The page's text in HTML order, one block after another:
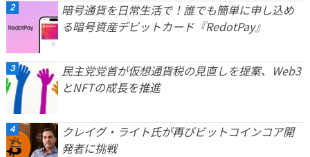
暗号通貨を日常生活で！誰でも簡単に申し込め
る暗号資産デビットカード『RedotPay』
民主党党首が仮想通貨税の見直しを提案、Web3
とNFTの成長を推進
クレイグ・ライト氏が再びビットコインコア開
発者に挑戦